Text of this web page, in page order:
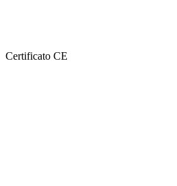
Certificato CE